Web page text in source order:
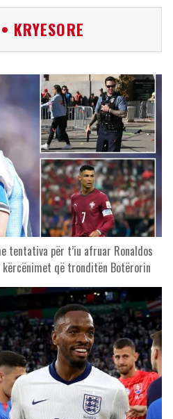
KRYESORE
tentativa për t’iu afruar Ronaldos
që tronditën Botërorin